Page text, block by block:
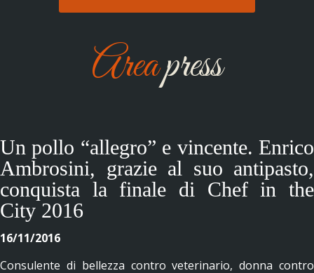
Areapress
Un pollo “allegro” e vincente. Enrico
Ambrosini, grazie al suo antipasto,
conquista la finale di Chef in the
City 2016
16/11/2016
Consulente di bellezza contro veterinario, donna contro